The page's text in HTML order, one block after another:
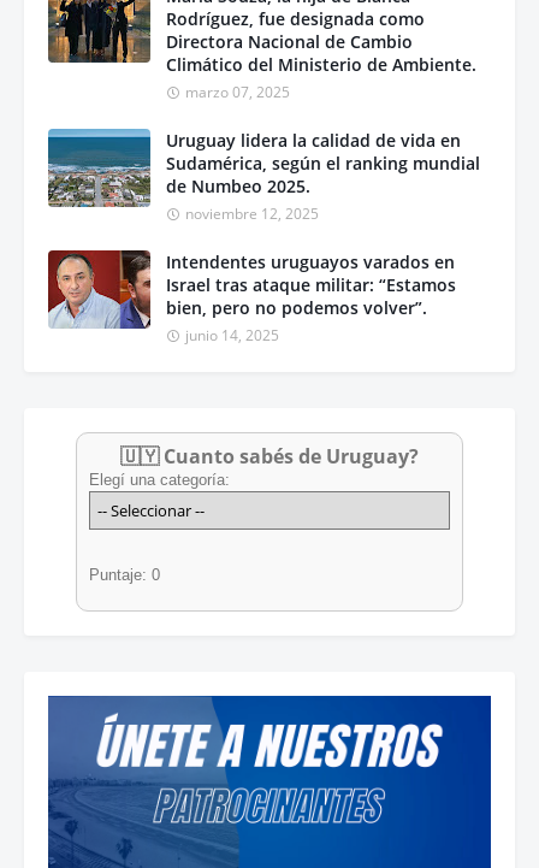
Rodríguez, fue designada como
Directora Nacional de Cambio
Climático del Ministerio de Ambiente.
marzo 07, 2025
Uruguay lidera la calidad de vida en
Sudamérica, según el ranking mundial
de Numbeo 2025.
noviembre 12, 2025
Intendentes uruguayos varados en
Israel tras ataque militar: “Estamos
bien, pero no podemos volver”.
junio 14, 2025
🇺🇾 Cuanto sabés de Uruguay?
Elegí una categoría:
Puntaje: 0